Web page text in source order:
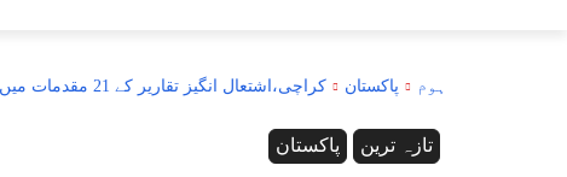
ہوم پاکستان کراچی،اشتعال انگیز تقاریر کے 21 مقدمات میں ایم کیو ایم رہنما بری
پاکستان تازہ ترین